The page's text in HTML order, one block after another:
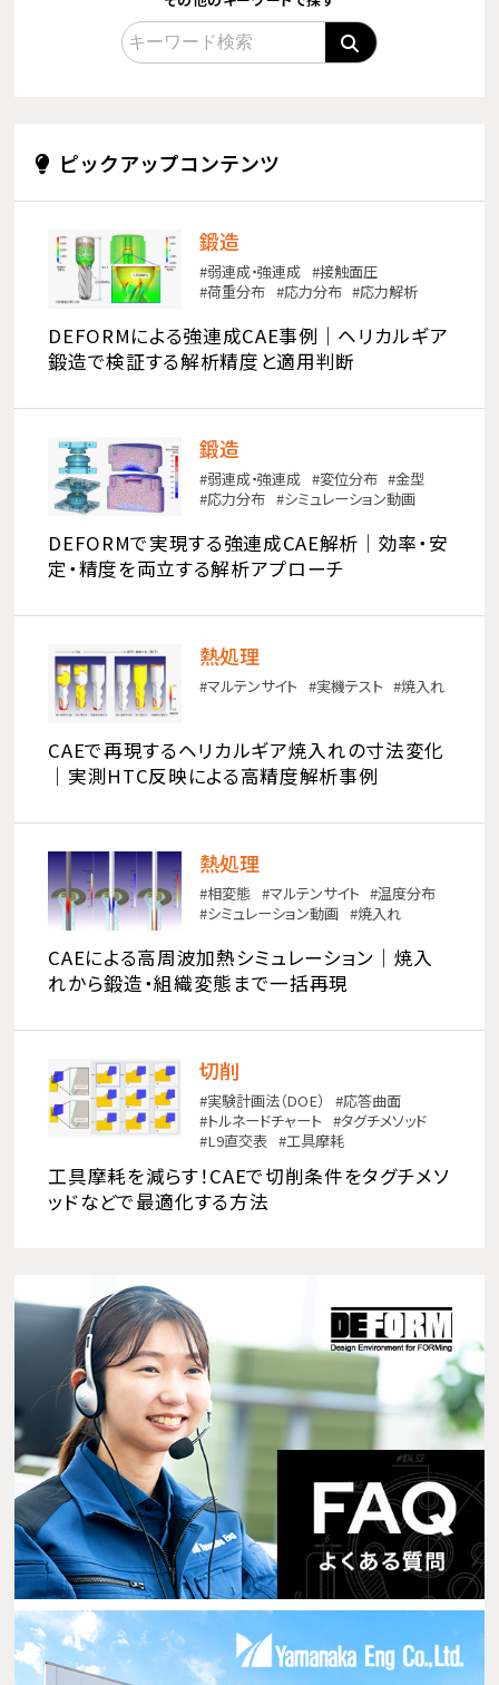
ピックアップコンテンツ
鍛造
弱連成・強連成
接触面圧
荷重分布
応力分布 応力解析
DEFORMによる強連成CAE事例｜ヘリカルギア
鍛造で検証する解析精度と適用判断
鍛造
弱連成・強連成 変位分布
金型
応力分布
シミュレーション動画
DEFORMで実現する強連成CAE解析｜効率・安
定・精度を両立する解析アプローチ
熱処理
マルテンサイト 実機テスト 焼入れ
CAEで再現するヘリカルギア焼入れの寸法変化
｜実測HTC反映による高精度解析事例
熱処理
相変態 マルテンサイト
温度分布
シミュレーション動画
焼入れ
CAEによる高周波加熱シミュレーション｜焼入
れから鍛造・組織変態まで一括再現
切削
実験計画法（DOE）
応答曲面
トルネードチャート
タグチメソッド
L9直交表
工具摩耗
工具摩耗を減らす！CAEで切削条件をタグチメソ
ッドなどで最適化する方法